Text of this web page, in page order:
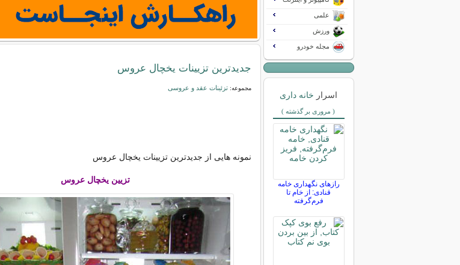
جدیدترین تزیینات یخچال عروس
مجموعه:تزئینات عقد و عروسی
نمونه هایی از جدیدترین تزیینات یخچال عروس
تزیین یخچال عروس
علمی
ورزش
مجله خودرو
اسرار خانه داری
( مروری بر گذشته )
رازهای نگهداری خامه
قنادی: از خام تا
فرم‌گرفته